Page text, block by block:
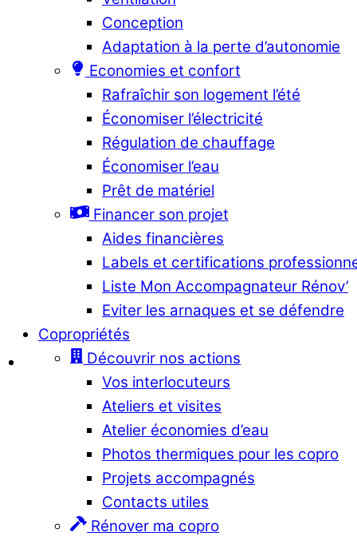
Conception
Adaptation à la perte d’autonomie
Economies et confort
Rafraîchir son logement l’été
Économiser l’électricité
Régulation de chauffage
Économiser l’eau
Prêt de matériel
Financer son projet
Aides financières
Labels et certifications
Liste Mon Accompagnateur Rénov’
Eviter les arnaques et se défendre
Copropriétés
Découvrir nos actions
Vos interlocuteurs
Ateliers et visites
Atelier économies d’eau
Photos thermiques pour les copro
Projets accompagnés
Contacts utiles
Rénover ma copro